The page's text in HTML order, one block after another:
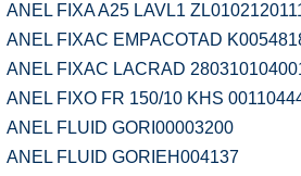
ANEL FIXA A25 LAVL1
ANEL FIXAC EMPACOTAD
ANEL FIXAC LACRAD
ANEL FIXO FR 150/10 KHS
ANEL FLUID GORI00003200
ANEL FLUID GORIEH004137